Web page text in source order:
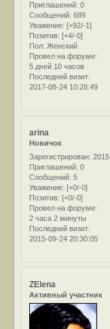
Приглашений: 0
Сообщений: 689
Уважение: [+92/-1]
Позитив: [+4/-0]
Пол: Женский
Провел на форуме:
5 дней 10 часов
Последний визит:
2017-08-24 10:28:49
arina
Новичок
Зарегистрирован:
Приглашений: 0
Сообщений: 5
Уважение: [+0/-0]
Позитив: [+0/-0]
Провел на форуме:
2 часа 2 минуты
Последний визит:
2015-09-24 20:30:05
ZElena
Активный участник